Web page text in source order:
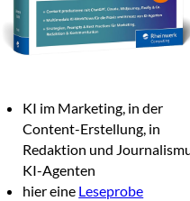
KI im Marketing, in der
Content-Erstellung, in
Redaktion und
KI-Agenten
hier eine Leseprobe